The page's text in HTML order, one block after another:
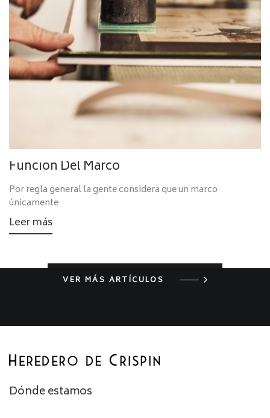
Función Del Marco
Por regla general la gente considera que un marco
únicamente
Leer más
VER MÁS ARTÍCULOS
Dónde estamos